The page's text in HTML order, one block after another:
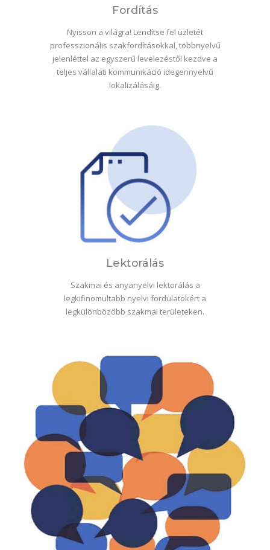
Fordítás
Nyisson a világra! Lendítse fel üzletét
professzionális szakfordításokkal, többnyelvű
jelenléttel az egyszerű levelezéstől kezdve a
teljes vállalati kommunikáció idegennyelvű
lokalizálásáig.
Lektorálás
Szakmai és anyanyelvi lektorálás a
legkifinomultabb nyelvi fordulatokért a
legkülönbözőbb szakmai területeken.